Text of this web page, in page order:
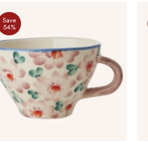
Save
54%